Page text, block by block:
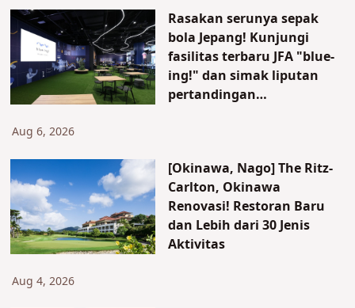
Rasakan serunya sepak
bola Jepang! Kunjungi
fasilitas terbaru JFA "blue-
ing!" dan simak liputan
pertandingan
Aug 6, 2026
[Okinawa, Nago] The Ritz-
Carlton, Okinawa
Renovasi! Restoran Baru
dan Lebih dari 30 Jenis
Aktivitas
Aug 4, 2026